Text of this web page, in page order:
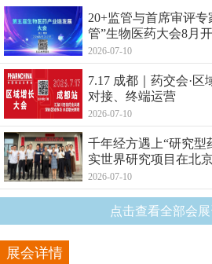
20+监管与首席审评
管”生物医药大会8月开
2026-07-10
7.17 成都｜药交会·
对接、终端运营
2026-07-10
千年经方遇上“研究
实世界研究项目在北
2026-07-10
点击查看全部会
展会详情